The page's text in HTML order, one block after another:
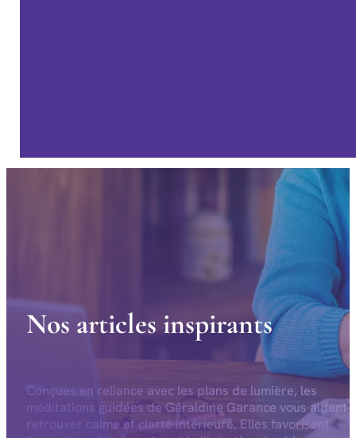
Nos articles inspirants
Conçues en reliance avec les plans de lumière, les
méditations guidées de Géraldine Garance vous aident
retrouver calme et clarté intérieure. Elles favorisent